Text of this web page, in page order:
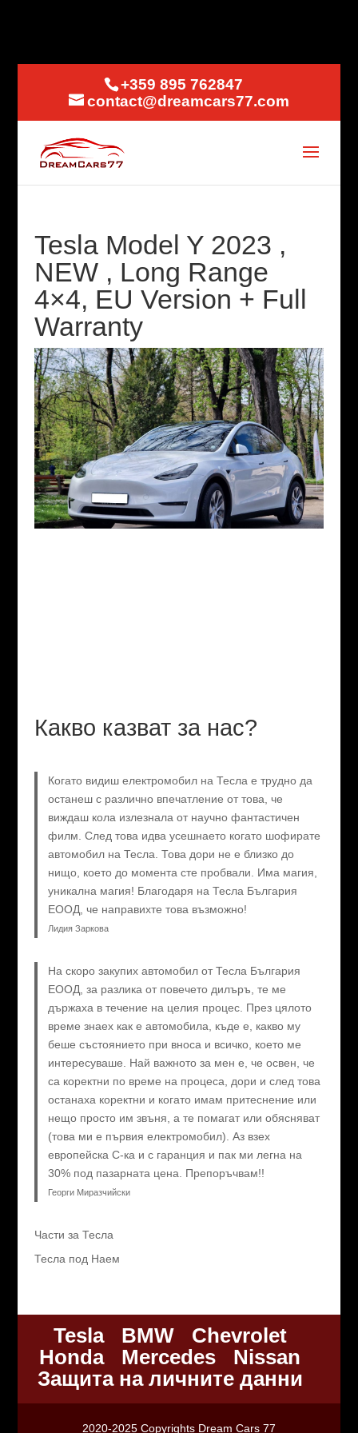
+359 895 762847
contact@dreamcars77.com
Tesla Model Y 2023 ,
NEW , Long Range
4×4, EU Version + Full
Warranty
Какво казват за нас?
Когато видиш електромобил на Тесла е трудно да
останеш с различно впечатление от това, че
виждаш кола излезнала от научно фантастичен
филм. След това идва усешнаето когато шофирате
автомобил на Тесла. Това дори не е близко до
нищо, което до момента сте пробвали. Има магия,
уникална магия! Благодаря на Тесла България
ЕООД, че направихте това възможно!
Лидия Заркова
На скоро закупих автомобил от Тесла България
ЕООД, за разлика от повечето дилъръ, те ме
държаха в течение на целия процес. През цялото
време знаех как е автомобила, къде е, какво му
беше състоянието при вноса и всичко, което ме
интересуваше. Най важното за мен е, че освен, че
са коректни по време на процеса, дори и след това
останаха коректни и когато имам притеснение или
нещо просто им звъня, а те помагат или обясняват
(това ми е първия електромобил). Аз взех
европейска C-ка и с гаранция и пак ми легна на
30% под пазарната цена. Препоръчвам!!
Георги Миразчийски
Части за Тесла
Тесла под Наем
Tesla BMW
Chevrolet
Honda
Mercedes
Nissan
Защита на личните данни
2020-2025 Copyrights Dream Cars 77